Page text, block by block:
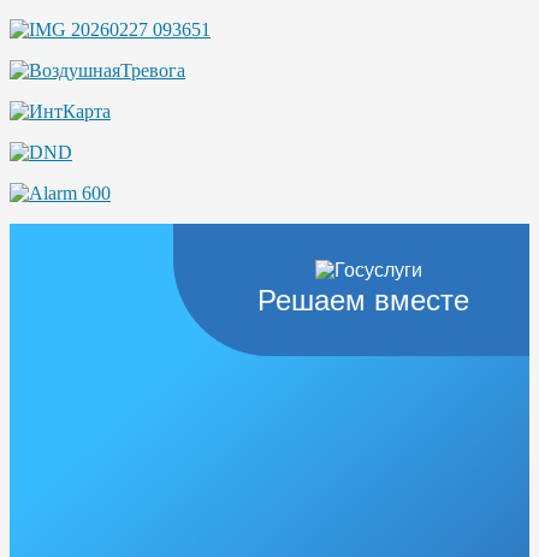
Решаем вместе